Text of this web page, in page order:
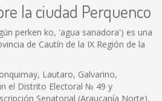
la ciudad Perquenco
perken ko, 'agua sanadora') es una
de Cautín de la IX Región de la
Lautaro, Galvarino,
el Distrito Electoral № 49 y
Senatorial (Araucanía Norte).